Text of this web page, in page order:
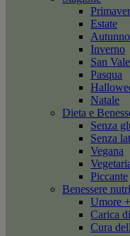
Estate
Autunno
Inverno
San
Pasqua
Natale
Dieta e
Senza
Senza
Vegana
Piccante
Benessere
Umore
Carica
Cura